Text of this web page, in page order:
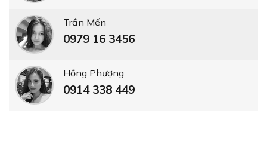
Trần Mến
0979 16 3456
Hồng Phượng
0914 338 449